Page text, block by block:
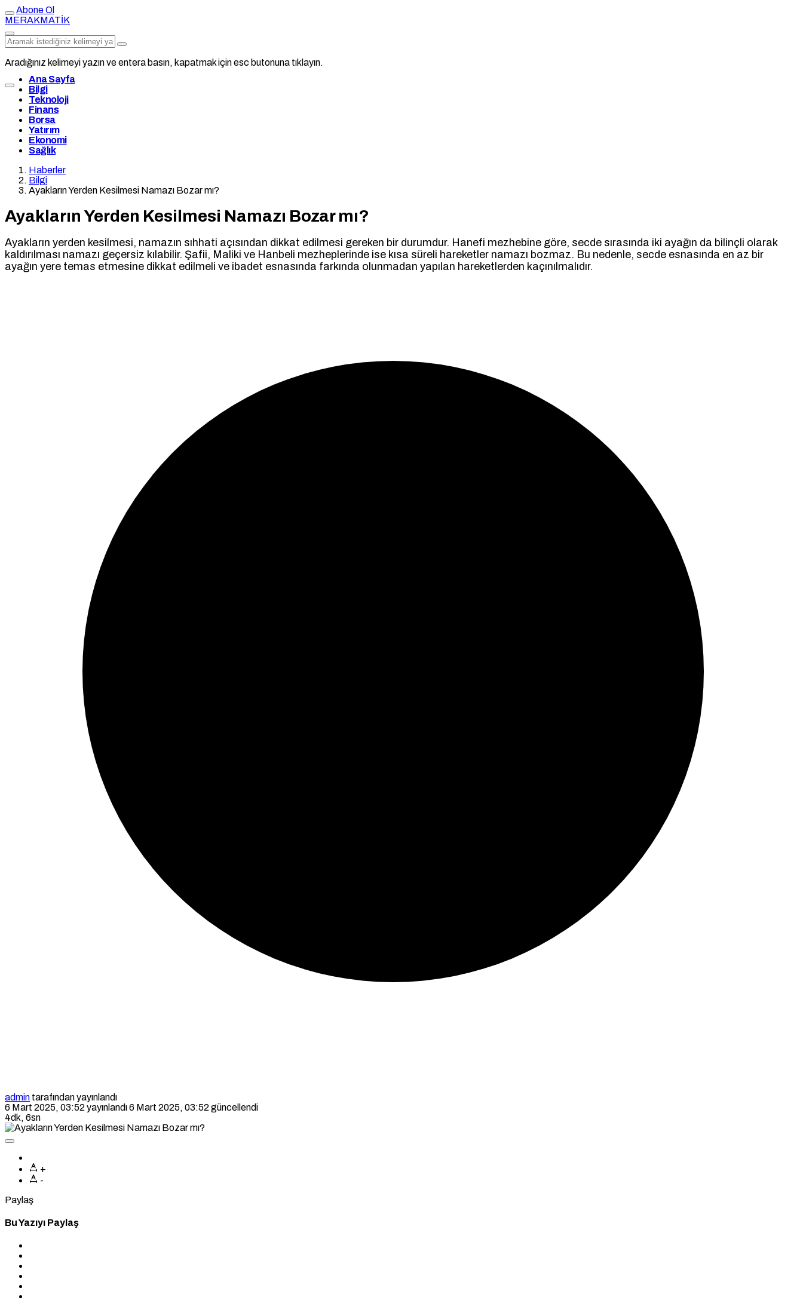
Abone Ol
MERAKMATİK
Aradığınız kelimeyi yazın ve entera basın, kapatmak için esc butonuna tıklayın.
Ana Sayfa
Bilgi
Teknoloji
Finans
Borsa
Yatırım
Ekonomi
Sağlık
Haberler
Bilgi
Ayakların Yerden Kesilmesi Namazı Bozar mı?
Ayakların Yerden Kesilmesi Namazı Bozar mı?
Ayakların yerden kesilmesi, namazın sıhhati açısından dikkat edilmesi gereken bir durumdur. Hanefi mezhebine göre, secde sırasında iki ayağın da bilinçli olarak
kaldırılması namazı geçersiz kılabilir. Şafii, Maliki ve Hanbeli mezheplerinde ise kısa süreli hareketler namazı bozmaz. Bu nedenle, secde esnasında en az bir
ayağın yere temas etmesine dikkat edilmeli ve ibadet esnasında farkında olunmadan yapılan hareketlerden kaçınılmalıdır.
admin tarafından yayınlandı
6 Mart 2025, 03:52 yayınlandı6 Mart 2025, 03:52 güncellendi
4dk, 6sn
+
-
Paylaş
Bu Yazıyı Paylaş